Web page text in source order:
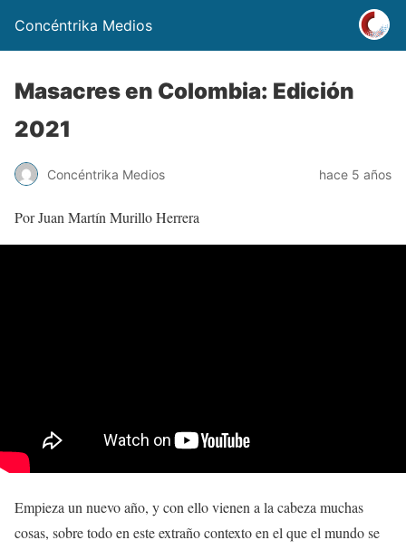
Concéntrika Medios
Masacres en Colombia: Edición
2021
Concéntrika Medios hace 5 años
Por Juan Martín Murillo Herrera
Empieza un nuevo año, y con ello vienen a la cabeza muchas
cosas, sobre todo en este extraño contexto en el que el mundo se